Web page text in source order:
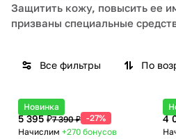
Защитить кожу, повысить ее
призваны специальные
Все фильтры По
Новинка
5 395 ₽7 390 ₽ -27%
Начислим +270 бонусов
4